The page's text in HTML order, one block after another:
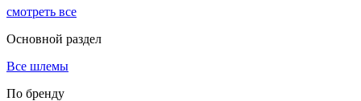
смотреть все
Основной раздел
Все шлемы
По бренду